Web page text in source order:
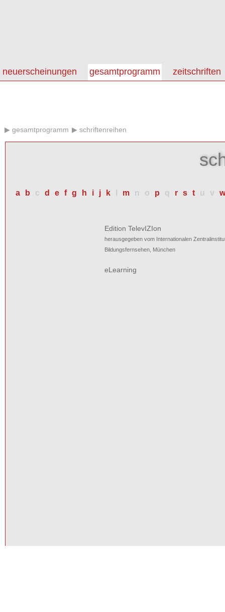
neuerscheinungen gesamtprogramm zeitschriften
gesamtprogramm schriftenreihen
a b c d e f g h i j k m n o p q r s t u v w
Edition TelevIZIon
herausgegeben vom Internationalen
Bildungsfernsehen, München
eLearning